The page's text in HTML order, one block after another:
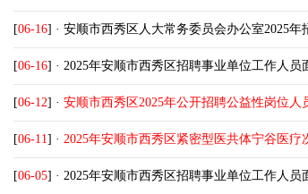
[06-16] · 安顺市西秀区人大常务委员会办公室2025
[06-16] · 2025年安顺市西秀区招聘事业单位工作人
[06-12] · 安顺市西秀区2025年公开招聘公益性岗位人
[06-11] · 2025年安顺市西秀区紧密型医共体宁谷医疗
[06-05] · 2025年安顺市西秀区招聘事业单位工作人员